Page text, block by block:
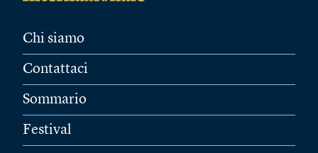
Chi siamo
Contattaci
Sommario
Festival